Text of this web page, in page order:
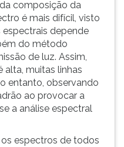
composição da
é mais difícil, visto
espectrais depende
do método
de luz. Assim,
alta, muitas linhas
entanto, observando
ao provocar a
a análise espectral
espectros de todos